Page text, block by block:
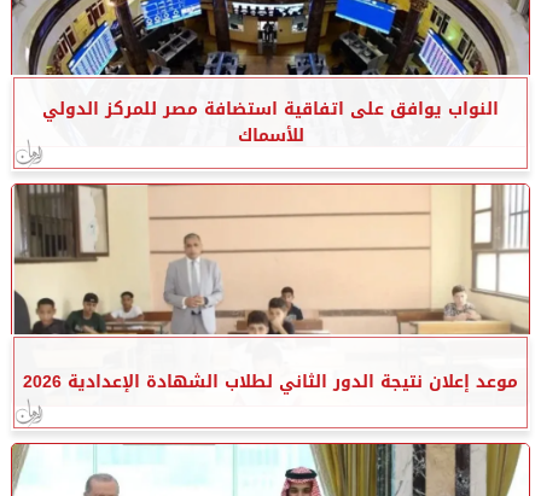
النواب يوافق على اتفاقية استضافة مصر للمركز الدولي
للأسماك
موعد إعلان نتيجة الدور الثاني لطلاب الشهادة الإعدادية 2026